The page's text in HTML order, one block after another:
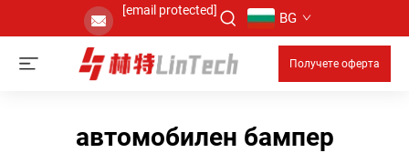
[email protected] BG
Получете оферта
автомобилен бампер